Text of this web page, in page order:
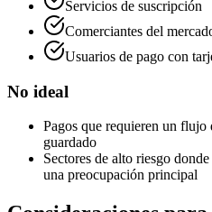
Servicios de suscripción
Comerciantes del
Usuarios de pago con
No ideal
Pagos que requieren un
guardado
Sectores de alto riesgo
una preocupación principal